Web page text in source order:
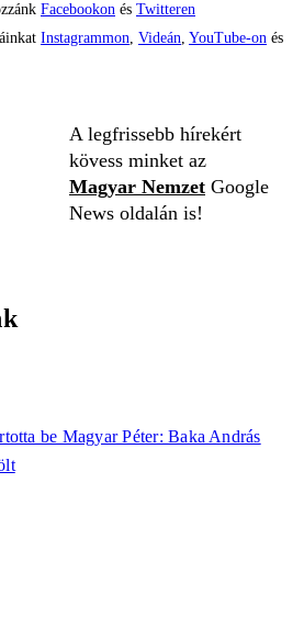
Facebookon és Twitteren
Instagrammon, Videán, YouTube-on és
A legfrissebb hírekért
kövess minket az
Magyar Nemzet Google
News oldalán is!
be Magyar Péter: Baka András